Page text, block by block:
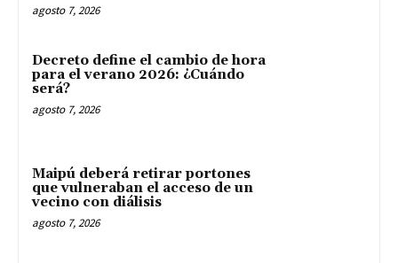
agosto 7, 2026
Decreto define el cambio de hora
para el verano 2026: ¿Cuándo
será?
agosto 7, 2026
Maipú deberá retirar portones
que vulneraban el acceso de un
vecino con diálisis
agosto 7, 2026